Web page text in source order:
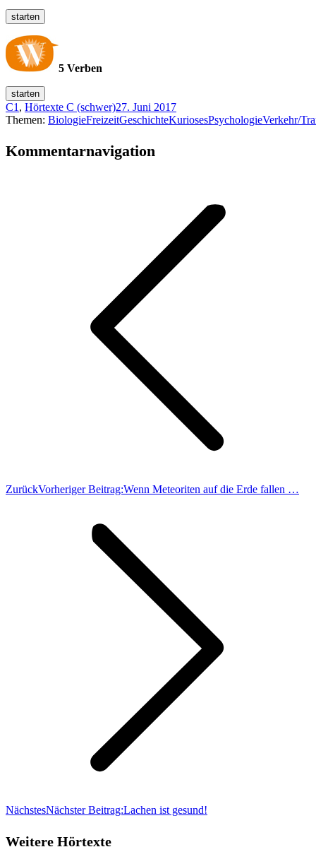
5 Verben
C1, Hörtexte C (schwer)27. Juni 2017
Themen: BiologieFreizeitGeschichteKuriosesPsychologieVerkehr/
Kommentarnavigation
ZurückVorheriger Beitrag:Wenn Meteoriten auf die Erde fallen …
NächstesNächster Beitrag:Lachen ist gesund!
Weitere Hörtexte